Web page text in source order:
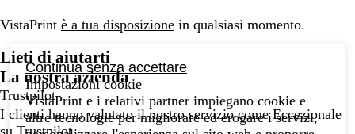
VistaPrint è a tua disposizione in qualsiasi momento.
Lieti di aiutarti
La nostra azienda
Trustpilot
I clienti hanno valutato il nostro servizio come Eccezionale
su Trustpilot
Continua senza accettare
Impostazioni cookie
VistaPrint e i relativi partner impiegano cookie e
altre tecnologie per migliorare ed erogare i servizi,